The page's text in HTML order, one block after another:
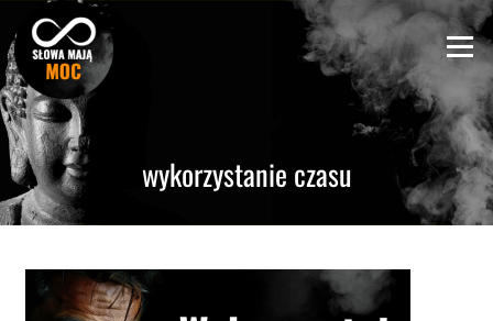
content
Menu
wykorzystanie czasu